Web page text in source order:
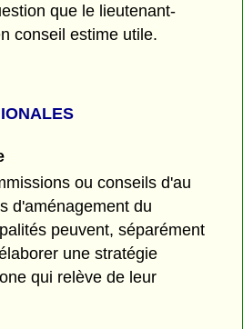
que le lieutenant-
conseil estime utile.
ou conseils d'au
d'aménagement du
peuvent, séparément
une stratégie
qui relève de leur